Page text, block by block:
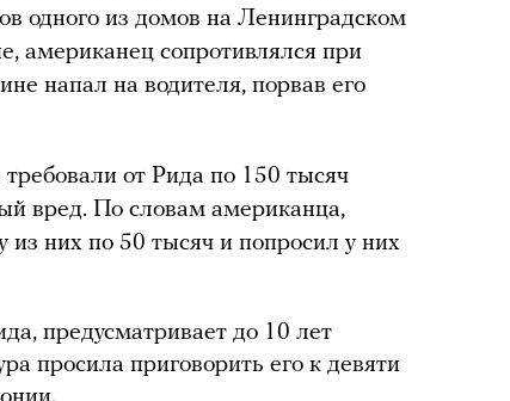
одного из домов на Ленинградском
американец сопротивлялся при
напал на водителя, порвав его
от Рида по 150 тысяч
вред. По словам американца,
них по 50 тысяч и попросил у них
предусматривает до 10 лет
просила приговорить его к девяти